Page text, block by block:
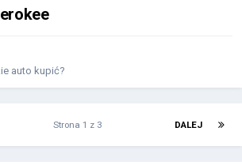
auto kupić?
DALEJ
Strona 1 z 3